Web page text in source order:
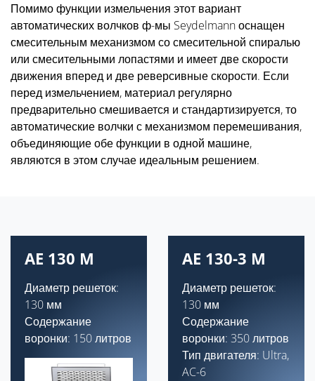
Помимо функции измельчения этот вариант
автоматических волчков ф-мы Seydelmann оснащен
смесительным механизмом со смесительной спиралью
или смесительными лопастями и имеет две скорости
движения вперед и две реверсивные скорости. Если
перед измельчением, материал регулярно
предварительно смешивается и стандартизируется, то
автоматические волчки с механизмом перемешивания,
объединяющие обе функции в одной машине,
являются в этом случае идеальным решением.
AE 130 M
Диаметр решеток:
130 мм
Содержание
воронки: 150 литров
AE 130-3 M
Диаметр решеток:
130 мм
Содержание
воронки: 350 литров
Тип двигателя: Ultra,
AC-6